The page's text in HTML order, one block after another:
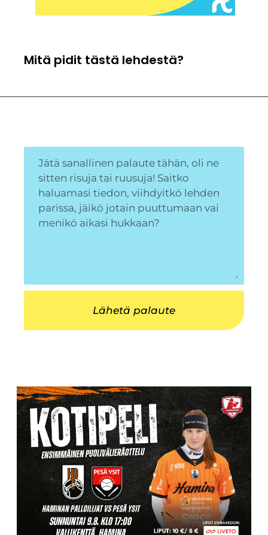
Mitä pidit tästä lehdestä?
Lähetä palaute